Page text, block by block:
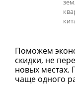
Поможем
скидки, не
новых местах.
чаще одного